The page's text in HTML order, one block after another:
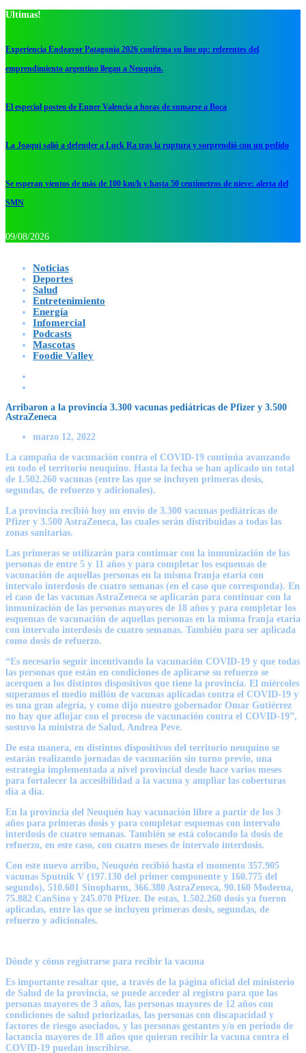
Ultimas!
Experiencia Endeavor Patagonia 2026 confirma su line up: referentes del
emprendimiento argentino llegan a Neuquén.
El especial posteo de Enner Valencia a horas de sumarse a Boca
La Joaqui salió a defender a Luck Ra tras la ruptura y sorprendió con un pedido
Se esperan vientos de más de 100 km/h y hasta 50 centímetros de nieve: alerta del
SMN
09/08/2026
Noticias
Deportes
Salud
Entretenimiento
Energía
Infomercial
Podcasts
Mascotas
Foodie Valley
Arribaron a la provincia 3.300 vacunas pediátricas de Pfizer y 3.500
AstraZeneca
marzo 12, 2022
La campaña de vacunación contra el COVID-19 continúa avanzando
en todo el territorio neuquino. Hasta la fecha se han aplicado un total
de 1.502.260 vacunas (entre las que se incluyen primeras dosis,
segundas, de refuerzo y adicionales).
La provincia recibió hoy un envío de 3.300 vacunas pediátricas de
Pfizer y 3.500 AstraZeneca, las cuales serán distribuidas a todas las
zonas sanitarias.
Las primeras se utilizarán para continuar con la inmunización de las
personas de entre 5 y 11 años y para completar los esquemas de
vacunación de aquellas personas en la misma franja etaria con
intervalo interdosis de cuatro semanas (en el caso que corresponda). En
el caso de las vacunas AstraZeneca se aplicarán para continuar con la
inmunización de las personas mayores de 18 años y para completar los
esquemas de vacunación de aquellas personas en la misma franja etaria
con intervalo interdosis de cuatro semanas. También para ser aplicada
como dosis de refuerzo.
“Es necesario seguir incentivando la vacunación COVID-19 y que todas
las personas que están en condiciones de aplicarse su refuerzo se
acerquen a los distintos dispositivos que tiene la provincia. El miércoles
superamos el medio millón de vacunas aplicadas contra el COVID-19 y
es una gran alegría, y como dijo nuestro gobernador Omar Gutiérrez
no hay que aflojar con el proceso de vacunación contra el COVID-19”,
sostuvo la ministra de Salud, Andrea Peve.
De esta manera, en distintos dispositivos del territorio neuquino se
estarán realizando jornadas de vacunación sin turno previo, una
estrategia implementada a nivel provincial desde hace varios meses
para fortalecer la accesibilidad a la vacuna y ampliar las coberturas
día a día.
En la provincia del Neuquén hay vacunación libre a partir de los 3
años para primeras dosis y para completar esquemas con intervalo
interdosis de cuatro semanas. También se está colocando la dosis de
refuerzo, en este caso, con cuatro meses de intervalo interdosis.
Con este nuevo arribo, Neuquén recibió hasta el momento 357.905
vacunas Sputnik V (197.130 del primer componente y 160.775 del
segundo), 510.601 Sinopharm, 366.380 AstraZeneca, 90.160 Moderna,
75.882 CanSino y 245.070 Pfizer. De estas, 1.502.260 dosis ya fueron
aplicadas, entre las que se incluyen primeras dosis, segundas, de
refuerzo y adicionales.
Dónde y cómo registrarse para recibir la vacuna
Es importante resaltar que, a través de la página oficial del ministerio
de Salud de la provincia, se puede acceder al registro para que las
personas mayores de 3 años, las personas mayores de 12 años con
condiciones de salud priorizadas, las personas con discapacidad y
factores de riesgo asociados, y las personas gestantes y/o en período de
lactancia mayores de 18 años que quieran recibir la vacuna contra el
COVID-19 puedan inscribirse.